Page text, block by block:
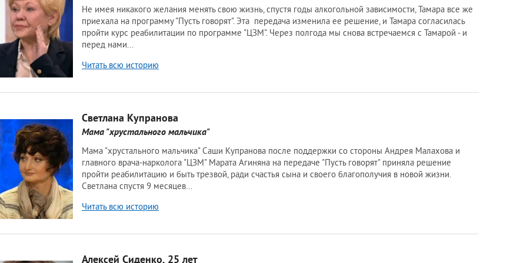
больного
лечения алкоголизма
на дом
организма от алкоголя
от запоя
нарколога
стационаре
Довженко
Шичко
вытрезвление
запоя в стационаре
запоя на дому
от похмелья
Вивитролом
Налтрексоном
Лазерное кодирование
Электроимпульсное
Читать всю историю
Светлана Купранова
Мама "хрустального мальчика"
Читать всю историю